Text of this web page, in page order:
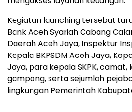
Kegiatan launching tersebut
Bank Aceh Syariah Cabang
Daerah Aceh Jaya, Inspektur
Kepala BKPSDM Aceh Jaya,
Jaya, para kepala SKPK, camat,
gampong, serta sejumlah
lingkungan Pemerintah